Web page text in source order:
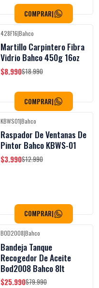
COMPRAR|
-53%OFF
428F16|Bahco
Martillo Carpintero Fibra
Vidrio Bahco 450g 16oz
$8.990$18.990
COMPRAR|
-69%OFF
KBWS01|Bahco
Raspador De Ventanas De
Pintor Bahco KBWS-01
$3.990$12.990
COMPRAR|
-68%OFF
BOD2008|Bahco
Bandeja Tanque
Recogedor De Aceite
Bod2008 Bahco 8lt
$25.990$79.990